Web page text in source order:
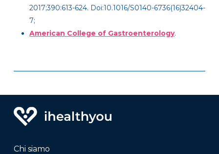
2017;390:613-624. Doi:10.1016/S0140-6736(16)32404-
7;
American College of Gastroenterology.
Chi siamo